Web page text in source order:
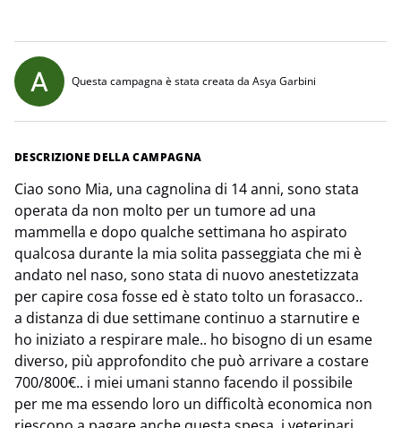
Questa campagna è stata creata da Asya Garbini
DESCRIZIONE DELLA CAMPAGNA
Ciao sono Mia, una cagnolina di 14 anni, sono stata
operata da non molto per un tumore ad una
mammella e dopo qualche settimana ho aspirato
qualcosa durante la mia solita passeggiata che mi è
andato nel naso, sono stata di nuovo anestetizzata
per capire cosa fosse ed è stato tolto un forasacco..
a distanza di due settimane continuo a starnutire e
ho iniziato a respirare male.. ho bisogno di un esame
diverso, più approfondito che può arrivare a costare
700/800€.. i miei umani stanno facendo il possibile
per me ma essendo loro un difficoltà economica non